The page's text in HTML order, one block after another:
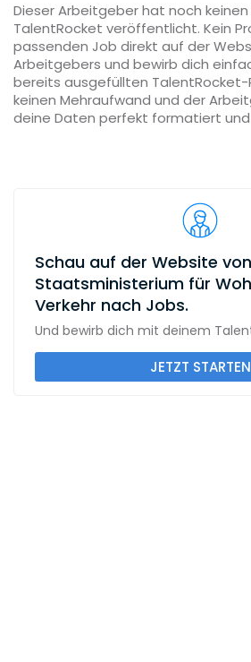
Dieser Arbeitgeber hat noch
TalentRocket veröffentlicht. Kein
passenden Job direkt auf der
Arbeitgebers und bewirb dich
bereits ausgefüllten TalentRocket-
keinen Mehraufwand und der
deine Daten perfekt formatiert
Schau auf der Website
Staatsministerium für
Verkehr nach Jobs.
Und bewirb dich mit deinem
JETZT STARTEN